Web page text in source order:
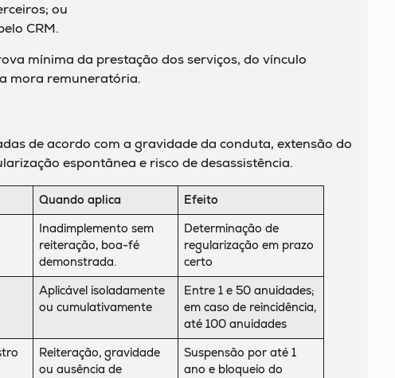
ou
CRM.
mínima da prestação dos serviços, do vínculo
mora remuneratória.
de acordo com a gravidade da conduta, extensão do
espontânea e risco de desassistência.
Quando aplica
Efeito
Inadimplemento sem
reiteração, boa-fé
demonstrada.
Determinação de
regularização em prazo
certo
Aplicável isoladamente
ou cumulativamente
Entre 1 e 50 anuidades;
em caso de reincidência,
até 100 anuidades
Reiteração, gravidade
ou ausência de
Suspensão por até 1
ano e bloqueio do